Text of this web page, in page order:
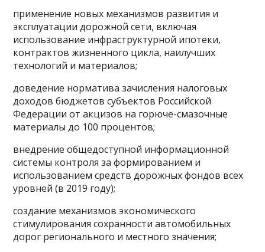
применение новых механизмов развития и
эксплуатации дорожной сети, включая
использование инфраструктурной ипотеки,
контрактов жизненного цикла, наилучших
технологий и материалов;
доведение норматива зачисления налоговых
доходов бюджетов субъектов Российской
Федерации от акцизов на горюче-смазочные
материалы до 100 процентов;
внедрение общедоступной информационной
системы контроля за формированием и
использованием средств дорожных фондов всех
уровней (в 2019 году);
создание механизмов экономического
стимулирования сохранности автомобильных
дорог регионального и местного значения;